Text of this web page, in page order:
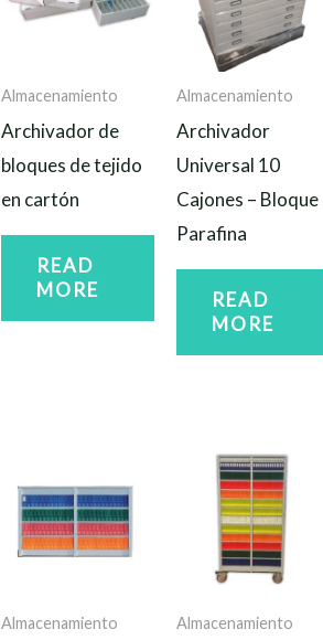
Almacenamiento
Archivador de
bloques de tejido
en cartón
READ
MORE
Almacenamiento
Archivador
Universal 10
Cajones – Bloque
Parafina
READ
MORE
Almacenamiento Almacenamiento